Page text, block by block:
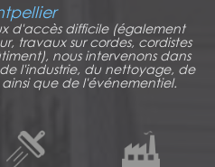
d'accès difficile (également
travaux sur cordes, cordistes
nous intervenons dans
l'industrie, du nettoyage, de
que de l'événementiel.